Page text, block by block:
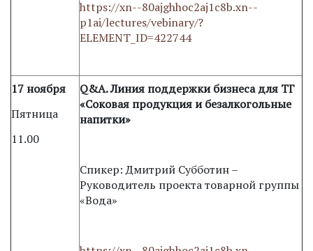
https://xn--80ajghhoc2aj1c8b.xn--
p1ai/lectures/vebinary/?
ELEMENT_ID=422744
17 ноября
Пятница
11.00
Q&A. Линия поддержки бизнеса для ТГ
«Соковая продукция и безалкогольные
напитки»
Спикер: Дмитрий Субботин –
Руководитель проекта товарной группы
«Вода»